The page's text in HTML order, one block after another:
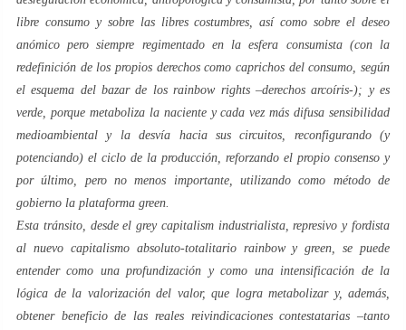
libre consumoy sobre las libres costumbres , así como sobre eldeseo
anómico pero siempre regimentado en la esfera consumista (con la
redefinición de los propios derechos como caprichos del consumo , según
el esquema del bazar de losrainbow rights–derechos arcoíris-); y es
verde , porque metaboliza la naciente y cada vez más difusa sensibilidad
medioambiental y la desvía hacia sus circuitos, reconfigurando (y
potenciando) el ciclo de la producción, reforzando el propio consenso y
por último, pero no menos importante, utilizando como método de
gobierno la plataforma green
Esta tránsito, desde elgrey capitalismindustrialista, represivo yfordista
al nuevo capitalismo absoluto-totalitario rainbowygreen , se puede
entender como una profundización y como una intensificación de la
lógica de la valorización del valor, que logra metabolizar y, además,
obtener beneficio de las reales reivindicaciones contestatarias –tanto